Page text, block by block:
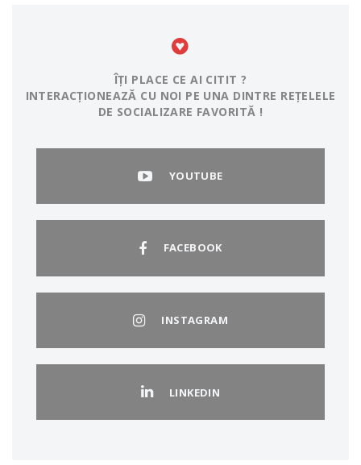
ÎȚI PLACE CE AI CITIT ?
INTERACȚIONEAZĂ CU NOI PE UNA DINTRE REȚELELE
DE SOCIALIZARE FAVORITĂ !
YOUTUBE
FACEBOOK
INSTAGRAM
LINKEDIN